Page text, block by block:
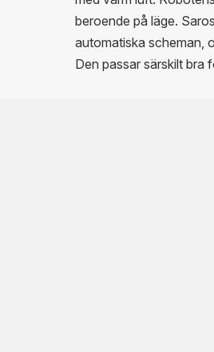
beroende på läge.
automatiska scheman,
Den passar särskilt bra